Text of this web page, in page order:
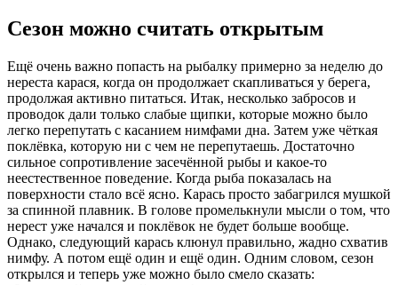
Сезон можно считать открытым
Ещё очень важно попасть на рыбалку примерно за неделю до
нереста карася, когда он продолжает скапливаться у берега,
продолжая активно питаться. Итак, несколько забросов и
проводок дали только слабые щипки, которые можно было
легко перепутать с касанием нимфами дна. Затем уже чёткая
поклёвка, которую ни с чем не перепутаешь. Достаточно
сильное сопротивление засечённой рыбы и какое-то
неестественное поведение. Когда рыба показалась на
поверхности стало всё ясно. Карась просто забагрился мушкой
за спинной плавник. В голове промелькнули мысли о том, что
нерест уже начался и поклёвок не будет больше вообще.
Однако, следующий карась клюнул правильно, жадно схватив
нимфу. А потом ещё один и ещё один. Одним словом, сезон
открылся и теперь уже можно было смело сказать: